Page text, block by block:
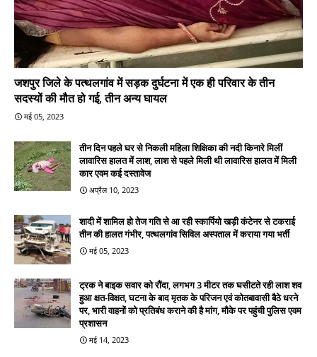
जशपुर जिले के पत्थलगांव में सड़क दुर्घटना में एक ही परिवार के तीन
सदस्यों की मौत हो गई, तीन अन्य घायल
मई 05, 2023
तीन दिन पहले घर से निकली महिला शिक्षिका की नदी किनारे मिलीं
लावारिस हालत में लाश, लाश से पहले मिली थी लावारिस हालत में मिली
कार एवम कई दस्तावेज
अप्रैल 10, 2023
शादी में शामिल हो तेज गति से आ रही स्कार्पियो खड़ी कंटेनर से टकराई
तीन की हालत गंभीर, पत्थलगांव सिविल अस्पताल में कराया गया भर्ती
मई 05, 2023
ट्रक ने बाइक सवार को रौंदा, लगभग 3 मीटर तक घसीटते रही लाश शव
हुआ क्षत-विक्षत, घटना के बाद मृतक के परिजन एवं कोतबावासी बैठे धरने
पर, भारी वाहनों को प्रतिबंध कराने की है मांग, मौके पर पहुंची पुलिस एवम
प्रशासन
मई 14, 2023